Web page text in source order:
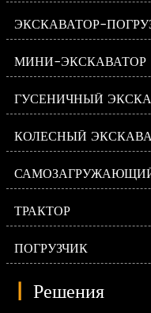
ЭКСКАВАТОР-
МИНИ-ЭКСКАВАТОР
ГУСЕНИЧНЫЙ
КОЛЕСНЫЙ
ТРАКТОР
ПОГРУЗЧИК
| Решения